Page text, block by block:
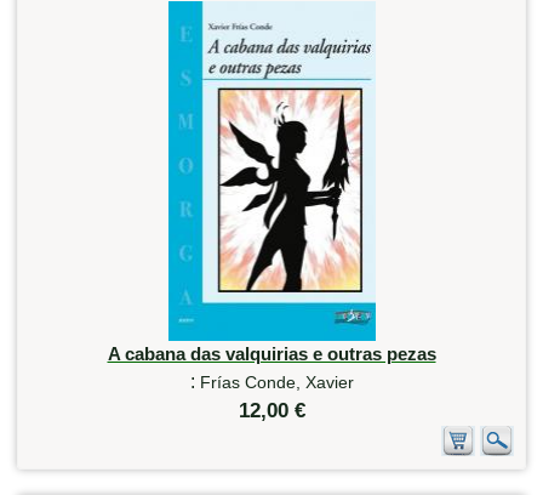
A cabana das valquirias e outras pezas
: Frías Conde, Xavier
12,00 €